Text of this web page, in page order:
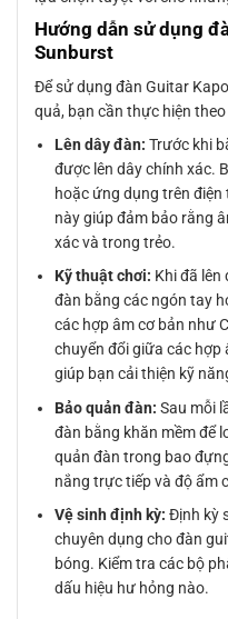
Hướng dẫn sử dụng
Sunburst
Để sử dụng đàn Guitar
quả, bạn cần thực hiện
Lên dây đàn: Trước khi
được lên dây chính xác.
hoặc ứng dụng trên
này giúp đảm bảo rằng
xác và trong trẻo.
Kỹ thuật chơi: Khi đã lên
đàn bằng các ngón tay
các hợp âm cơ bản như
chuyển đổi giữa các
giúp bạn cải thiện kỹ
Bảo quản đàn: Sau mỗi
đàn bằng khăn mềm để
quản đàn trong bao
nắng trực tiếp và độ ẩm
Vệ sinh định kỳ: Định kỳ
chuyên dụng cho đàn
bóng. Kiểm tra các bộ
dấu hiệu hư hỏng nào.